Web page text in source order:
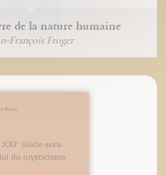
de la nature humaine
François Froger